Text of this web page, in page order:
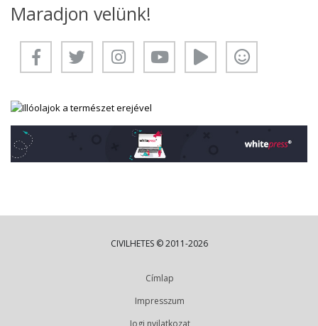
Maradjon velünk!
CIVILHETES © 2011-2026
Címlap
Impresszum
Jogi nyilatkozat